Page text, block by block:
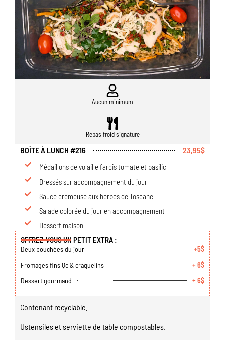
Aucun minimum
Repas froid signature
BOÎTE À LUNCH #216 23,95$
Médaillons de volaille farcis tomate et basilic
Dressés sur accompagnement du jour
Sauce crémeuse aux herbes de Toscane
Salade colorée du jour en accompagnement
Dessert maison
OFFREZ-VOUS UN PETIT EXTRA :
Deux bouchées du jour
+5$
Fromages fins Qc & craquelins
+ 6$
Dessert gourmand
+ 6$
Contenant recyclable.
Ustensiles et serviette de table compostables.